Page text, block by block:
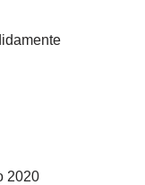
2020